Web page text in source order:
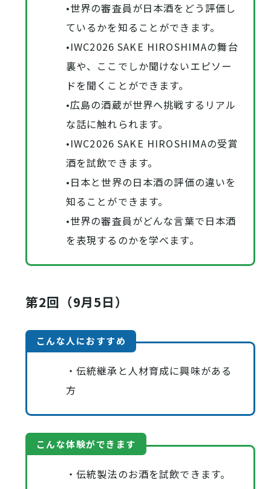
•世界の審査員が日本酒をどう評価し
ているかを知ることができます。
•IWC2026 SAKE HIROSHIMAの舞台
裏や、ここでしか聞けないエピソー
ドを聞くことができます。
•広島の酒蔵が世界へ挑戦するリアル
な話に触れられます。
•IWC2026 SAKE HIROSHIMAの受賞
酒を試飲できます。
•日本と世界の日本酒の評価の違いを
知ることができます。
•世界の審査員がどんな言葉で日本酒
を表現するのかを学べます。
第2回（9月5日）
こんな人におすすめ
・伝統継承と人材育成に興味がある
方
こんな体験ができます
・伝統製法のお酒を試飲できます。